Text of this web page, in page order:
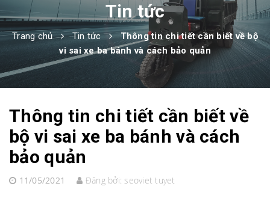
Tin tức
Trang chủ Tin tức
Thông tin chi tiết cần biết về bộ
vi sai xe ba bánh và cách bảo quản
Thông tin chi tiết cần biết về
bộ vi sai xe ba bánh và cách
bảo quản
11/05/2021 Đăng bởi: seoviet tuyet